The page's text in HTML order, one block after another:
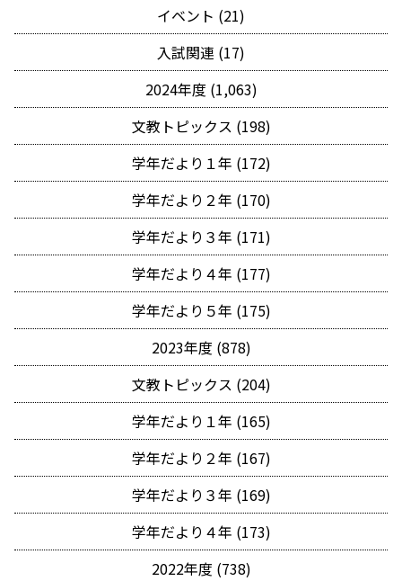
イベント (21)
入試関連 (17)
2024年度 (1,063)
文教トピックス (198)
学年だより１年 (172)
学年だより２年 (170)
学年だより３年 (171)
学年だより４年 (177)
学年だより５年 (175)
2023年度 (878)
文教トピックス (204)
学年だより１年 (165)
学年だより２年 (167)
学年だより３年 (169)
学年だより４年 (173)
2022年度 (738)